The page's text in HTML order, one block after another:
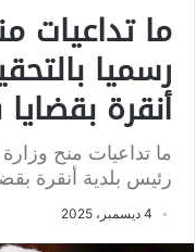
ما تداعيات
رسميا
أنقرة
ما تداعيات منح وزارة
رئيس بلدية أنقرة
4 ديسمبر، 2025